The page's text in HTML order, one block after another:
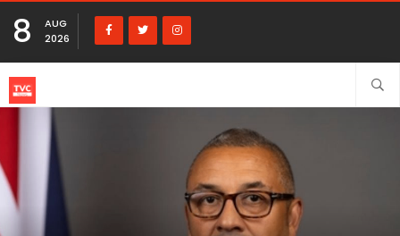
8
AUG
2026